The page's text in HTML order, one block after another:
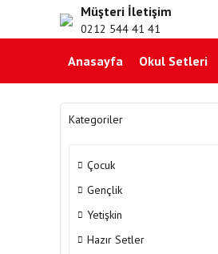
Müşteri İletişim
0212 544 41 41
Anasayfa Okul Setleri
Kategoriler
Çocuk
Gençlik
Yetişkin
Hazır Setler